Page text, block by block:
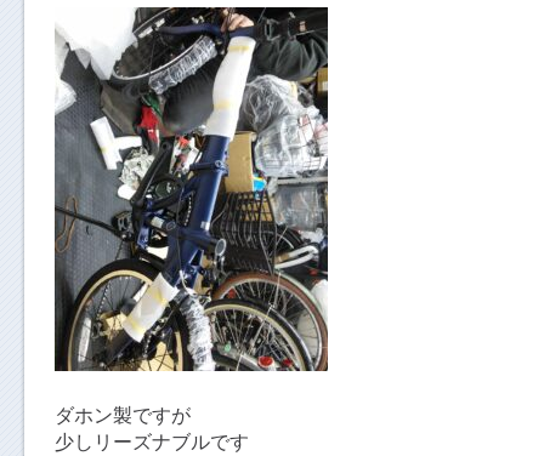
ダホン製ですが
少しリーズナブルです